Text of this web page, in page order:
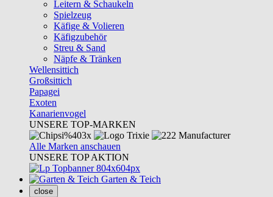
Leitern & Schaukeln
Spielzeug
Käfige & Volieren
Käfigzubehör
Streu & Sand
Näpfe & Tränken
Wellensittich
Großsittich
Papagei
Exoten
Kanarienvogel
UNSERE TOP-MARKEN
Alle Marken anschauen
UNSERE TOP AKTION
Garten & Teich
close